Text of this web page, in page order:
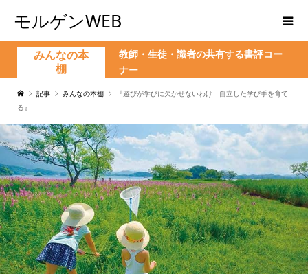
モルゲンWEB
みんなの本
棚
教師・生徒・識者の共有する書評コー
ナー
記事 みんなの本棚
『遊びが学びに欠かせないわけ 自立した学び手を育て
る』